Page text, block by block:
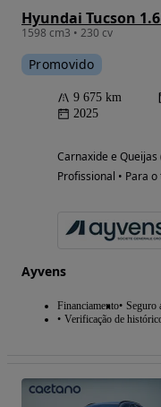
Hyundai Tucson
1598 cm3 • 230 cv
Promovido
9 675 km
2025
Carnaxide e Queijas
Profissional • Para
Ayvens
Financiamento Seguro
Verificação de